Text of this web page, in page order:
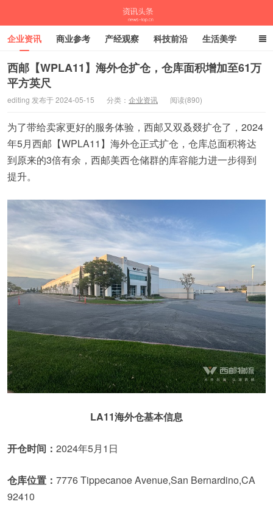
资讯头条
企业资讯 商业参考 产经观察 科技前沿 生活美学
时尚潮流 母婴亲子 专栏
西邮【WPLA11】海外仓扩仓，仓库面积增加至61万
平方英尺
editing 发布于 2024-05-15 分类： 企业资讯 阅读(890)
为了带给卖家更好的服务体验，西邮又双叒叕扩仓了，2024
年5月西邮【WPLA11】海外仓正式扩仓，仓库总面积将达
到原来的3倍有余，西邮美西仓储群的库容能力进一步得到
提升。
LA11海外仓基本信息
开仓时间： 2024年5月1日
仓库位置： 7776 Tippecanoe Avenue,San Bernardino,CA
92410